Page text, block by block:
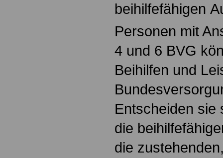
beihilfefähigen
Personen mit
4 und 6 BVG
Beihilfen und
Entscheiden sie
die
die